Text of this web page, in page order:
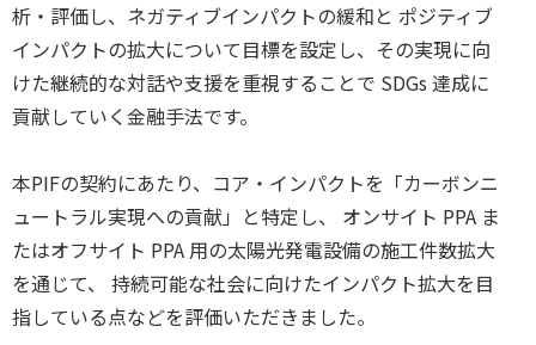
析・評価し、ネガティブインパクトの緩和と ポジティブ
インパクトの拡大について目標を設定し、その実現に向
けた継続的な対話や支援を重視することで SDGs 達成に
貢献していく金融手法です。
本PIFの契約にあたり、コア・インパクトを「カーボンニ
ュートラル実現への貢献」と特定し、 オンサイト PPA ま
たはオフサイト PPA 用の太陽光発電設備の施工件数拡大
を通じて、 持続可能な社会に向けたインパクト拡大を目
指している点などを評価いただきました。